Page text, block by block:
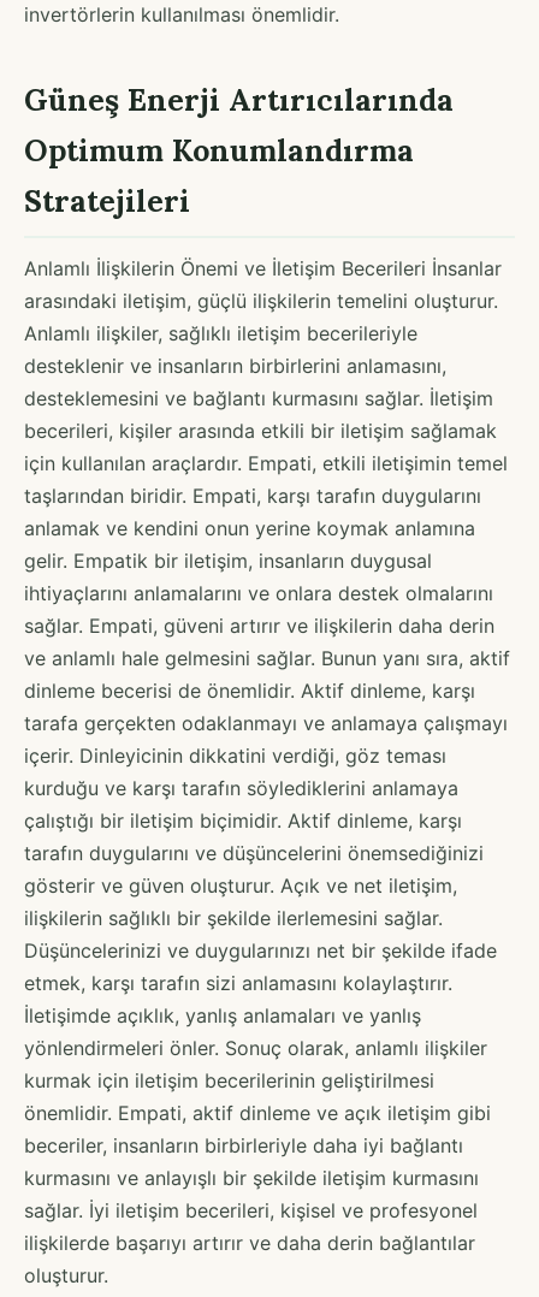
invertörlerin kullanılması önemlidir.
Güneş Enerji Artırıcılarında
Optimum Konumlandırma
Stratejileri
Anlamlı İlişkilerin Önemi ve İletişim Becerileri İnsanlar
arasındaki iletişim, güçlü ilişkilerin temelini oluşturur.
Anlamlı ilişkiler, sağlıklı iletişim becerileriyle
desteklenir ve insanların birbirlerini anlamasını,
desteklemesini ve bağlantı kurmasını sağlar. İletişim
becerileri, kişiler arasında etkili bir iletişim sağlamak
için kullanılan araçlardır. Empati, etkili iletişimin temel
taşlarından biridir. Empati, karşı tarafın duygularını
anlamak ve kendini onun yerine koymak anlamına
gelir. Empatik bir iletişim, insanların duygusal
ihtiyaçlarını anlamalarını ve onlara destek olmalarını
sağlar. Empati, güveni artırır ve ilişkilerin daha derin
ve anlamlı hale gelmesini sağlar. Bunun yanı sıra, aktif
dinleme becerisi de önemlidir. Aktif dinleme, karşı
tarafa gerçekten odaklanmayı ve anlamaya çalışmayı
içerir. Dinleyicinin dikkatini verdiği, göz teması
kurduğu ve karşı tarafın söylediklerini anlamaya
çalıştığı bir iletişim biçimidir. Aktif dinleme, karşı
tarafın duygularını ve düşüncelerini önemsediğinizi
gösterir ve güven oluşturur. Açık ve net iletişim,
ilişkilerin sağlıklı bir şekilde ilerlemesini sağlar.
Düşüncelerinizi ve duygularınızı net bir şekilde ifade
etmek, karşı tarafın sizi anlamasını kolaylaştırır.
İletişimde açıklık, yanlış anlamaları ve yanlış
yönlendirmeleri önler. Sonuç olarak, anlamlı ilişkiler
kurmak için iletişim becerilerinin geliştirilmesi
önemlidir. Empati, aktif dinleme ve açık iletişim gibi
beceriler, insanların birbirleriyle daha iyi bağlantı
kurmasını ve anlayışlı bir şekilde iletişim kurmasını
sağlar. İyi iletişim becerileri, kişisel ve profesyonel
ilişkilerde başarıyı artırır ve daha derin bağlantılar
oluşturur.